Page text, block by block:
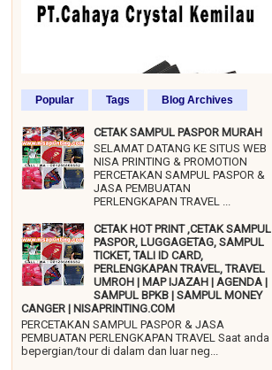
Popular Tags Blog Archives
CETAK SAMPUL PASPOR MURAH
SELAMAT DATANG KE SITUS WEB
NISA PRINTING & PROMOTION
PERCETAKAN SAMPUL PASPOR &
JASA PEMBUATAN
PERLENGKAPAN TRAVEL ...
CETAK HOT PRINT ,CETAK SAMPUL
PASPOR, LUGGAGETAG, SAMPUL
TICKET, TALI ID CARD,
PERLENGKAPAN TRAVEL, TRAVEL
UMROH | MAP IJAZAH | AGENDA |
SAMPUL BPKB | SAMPUL MONEY
CANGER | NISAPRINTING.COM
PERCETAKAN SAMPUL PASPOR & JASA
PEMBUATAN PERLENGKAPAN TRAVEL Saat anda
bepergian/tour di dalam dan luar neg...